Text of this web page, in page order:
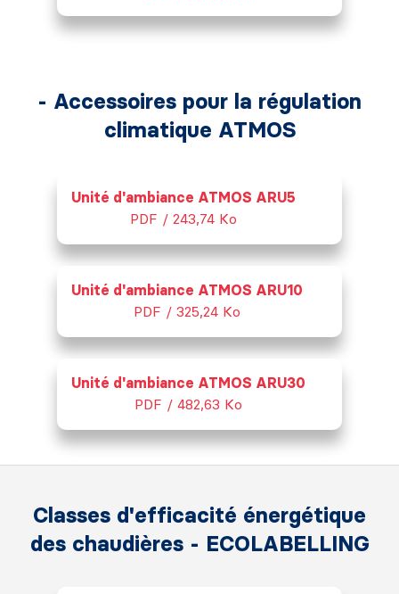
- Accessoires pour la régulation
climatique ATMOS
Unité d'ambiance ATMOS ARU5
PDF / 243,74 Ko
Unité d'ambiance ATMOS ARU10
PDF / 325,24 Ko
Unité d'ambiance ATMOS ARU30
PDF / 482,63 Ko
Classes d'efficacité énergétique
des chaudières - ECOLABELLING